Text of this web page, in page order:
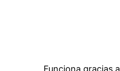
Funciona gracias a